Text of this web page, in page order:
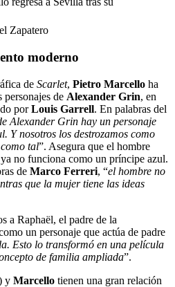
Zapatero
moderno
de Scarlet, Pietro Marcello ha
de Alexander Grin, en
porLouis Garrell. En palabras del
Alexander Grin hay un personaje
Y nosotros los destrozamos como
tal”. Asegura que el hombre
no funciona como un príncipe azul.
de Marco Ferreri, “el hombre no
que la mujer tiene las ideas
a Raphaël, el padre de la
un personaje que actúa de padre
Esto lo transformó en una película
de familia ampliada”.
y Marcello tienen una gran relación